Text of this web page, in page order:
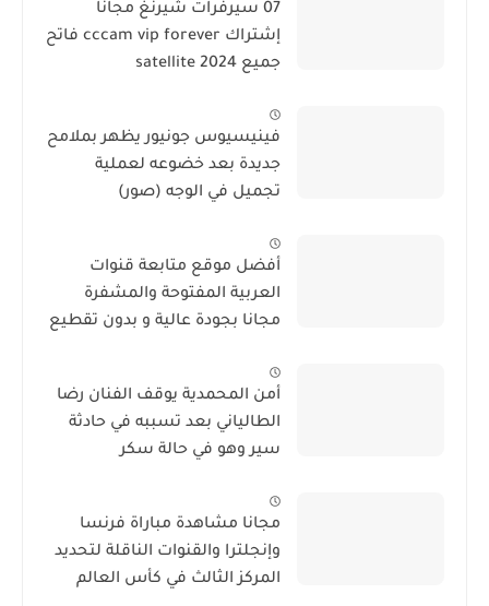
07 سيرفرات شيرنغ مجانا
إشتراك cccam vip forever فاتح
جميع satellite 2024
فينيسيوس جونيور يظهر بملامح
جديدة بعد خضوعه لعملية
تجميل في الوجه (صور)
أفضل موقع متابعة قنوات
العربية المفتوحة والمشفرة
مجانا بجودة عالية و بدون تقطيع
أمن المحمدية يوقف الفنان رضا
الطالياني بعد تسببه في حادثة
سير وهو في حالة سكر
مجانا مشاهدة مباراة فرنسا
وإنجلترا والقنوات الناقلة لتحديد
المركز الثالث في كأس العالم